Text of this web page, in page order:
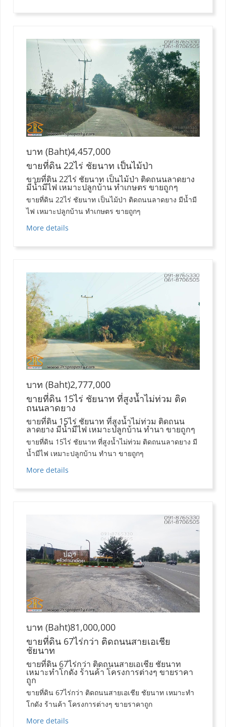
บาท (Baht)4,457,000
ขายที่ดิน 22ไร่ ชัยนาท เป็นไม้ป่า
ขายที่ดิน 22ไร่ ชัยนาท เป็นไม้ป่า ติดถนนลาดยาง
มีน้ำมีไฟ เหมาะปลูกบ้าน ทำเกษตร ขายถูกๆ
ขายที่ดิน 22ไร่ ชัยนาท เป็นไม้ป่า ติดถนนลาดยาง มีน้ำมี
ไฟ เหมาะปลูกบ้าน ทำเกษตร ขายถูกๆ
More details
บาท (Baht)2,777,000
ขายที่ดิน 15ไร่ ชัยนาท ที่สูงน้ำไม่ท่วม ติด
ถนนลาดยาง
ขายที่ดิน 15ไร่ ชัยนาท ที่สูงน้ำไม่ท่วม ติดถนน
ลาดยาง มีน้ำมีไฟ เหมาะปลูกบ้าน ทำนา ขายถูกๆ
ขายที่ดิน 15ไร่ ชัยนาท ที่สูงน้ำไม่ท่วม ติดถนนลาดยาง มี
น้ำมีไฟ เหมาะปลูกบ้าน ทำนา ขายถูกๆ
More details
บาท (Baht)81,000,000
ขายที่ดิน 67ไร่กว่า ติดถนนสายเอเชีย
ชัยนาท
ขายที่ดิน 67ไร่กว่า ติดถนนสายเอเชีย ชัยนาท
เหมาะทำโกดัง ร้านค้า โครงการต่างๆ ขายราคา
ถูก
ขายที่ดิน 67ไร่กว่า ติดถนนสายเอเชีย ชัยนาท เหมาะทำ
โกดัง ร้านค้า โครงการต่างๆ ขายราคาถูก
More details